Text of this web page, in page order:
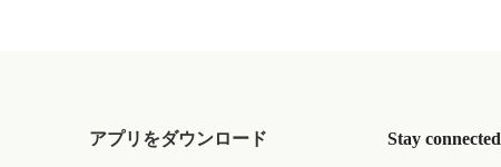
アプリをダウンロード Stay connected